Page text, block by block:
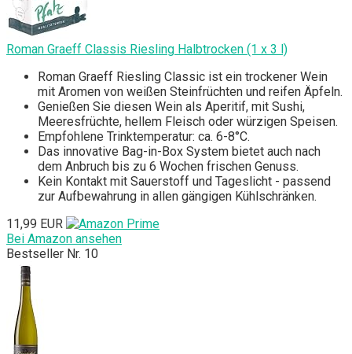
Roman Graeff Classis Riesling Halbtrocken (1 x 3 l)
Roman Graeff Riesling Classic ist ein trockener Wein
mit Aromen von weißen Steinfrüchten und reifen Äpfeln.
Genießen Sie diesen Wein als Aperitif, mit Sushi,
Meeresfrüchte, hellem Fleisch oder würzigen Speisen.
Empfohlene Trinktemperatur: ca. 6-8°C.
Das innovative Bag-in-Box System bietet auch nach
dem Anbruch bis zu 6 Wochen frischen Genuss.
Kein Kontakt mit Sauerstoff und Tageslicht - passend
zur Aufbewahrung in allen gängigen Kühlschränken.
11,99 EUR
Bei Amazon ansehen
Bestseller Nr. 10